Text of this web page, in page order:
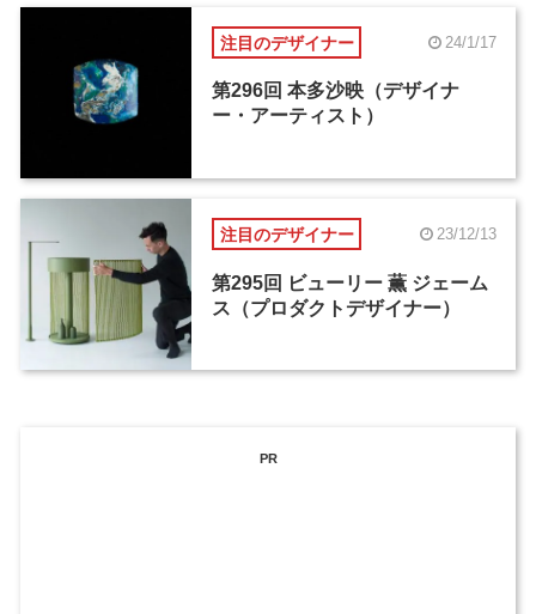
注目のデザイナー 24/1/17
第296回 本多沙映（デザイナ
ー・アーティスト）
注目のデザイナー 23/12/13
第295回 ビューリー 薫 ジェーム
ス（プロダクトデザイナー）
PR